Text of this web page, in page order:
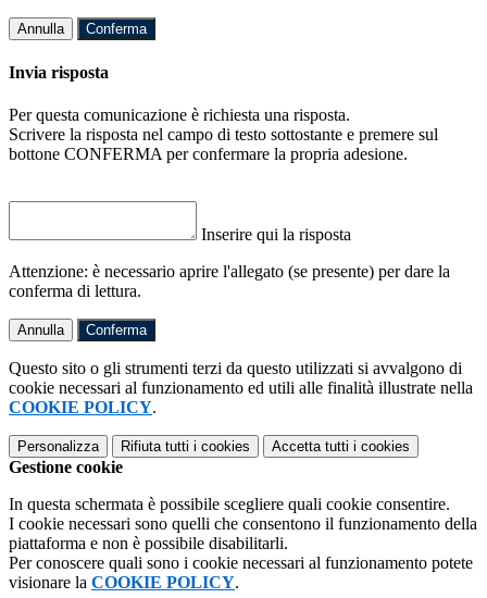
Annulla Conferma
Invia risposta
Per questa comunicazione è richiesta una risposta.
Scrivere la risposta nel campo di testo sottostante e premere sul
bottone CONFERMA per confermare la propria adesione.
Inserire qui la risposta
Attenzione: è necessario aprire l'allegato (se presente) per dare la
conferma di lettura.
Annulla Conferma
Questo sito o gli strumenti terzi da questo utilizzati si avvalgono di
cookie necessari al funzionamento ed utili alle finalità illustrate nella
COOKIE POLICY.
Personalizza Rifiuta tutti i cookies Accetta tutti i cookies
Gestione cookie
In questa schermata è possibile scegliere quali cookie consentire.
I cookie necessari sono quelli che consentono il funzionamento della
piattaforma e non è possibile disabilitarli.
Per conoscere quali sono i cookie necessari al funzionamento potete
visionare la COOKIE POLICY.